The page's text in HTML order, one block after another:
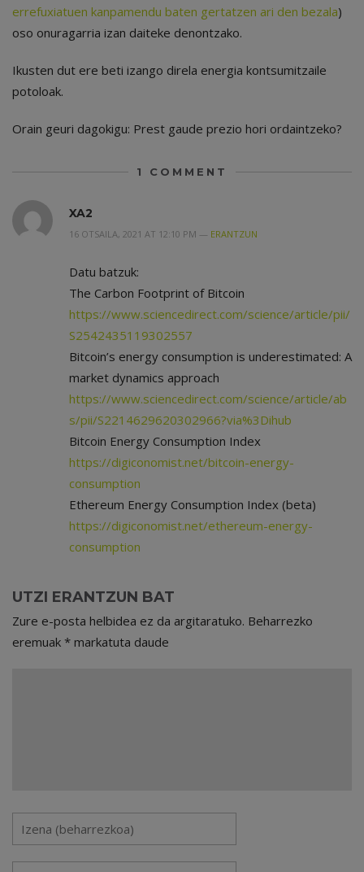
errefuxiatuen kanpamendu baten gertatzen ari den bezala)
oso onuragarria izan daiteke denontzako.
Ikusten dut ere beti izango direla energia kontsumitzaile
potoloak.
Orain geuri dagokigu: Prest gaude prezio hori ordaintzeko?
1 COMMENT
XA2
16 OTSAILA, 2021 AT 12:10 PM — ERANTZUN
Datu batzuk:
The Carbon Footprint of Bitcoin
https://www.sciencedirect.com/science/article/pii/
S2542435119302557
Bitcoin’s energy consumption is underestimated: A
market dynamics approach
https://www.sciencedirect.com/science/article/ab
s/pii/S2214629620302966?via%3Dihub
Bitcoin Energy Consumption Index
https://digiconomist.net/bitcoin-energy-
consumption
Ethereum Energy Consumption Index (beta)
https://digiconomist.net/ethereum-energy-
consumption
UTZI ERANTZUN BAT
Zure e-posta helbidea ez da argitaratuko. Beharrezko
eremuak * markatuta daude